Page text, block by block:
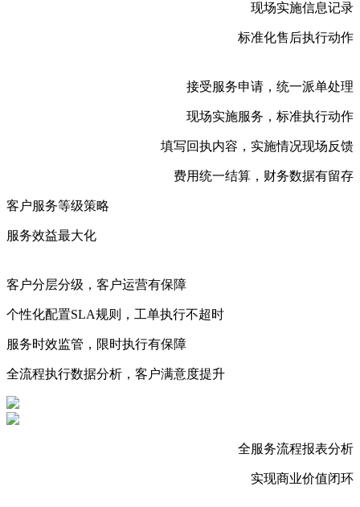
现场实施信息记录
标准化售后执行动作
接受服务申请，统一派单处理
现场实施服务，标准执行动作
填写回执内容，实施情况现场反馈
费用统一结算，财务数据有留存
客户服务等级策略
服务效益最大化
客户分层分级，客户运营有保障
个性化配置SLA规则，工单执行不超时
服务时效监管，限时执行有保障
全流程执行数据分析，客户满意度提升
全服务流程报表分析
实现商业价值闭环